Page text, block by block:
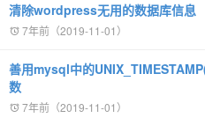
清除wordpress无用的数据库信息
7年前（2019-11-01）
善用mysql中的
数
7年前（2019-11-01）